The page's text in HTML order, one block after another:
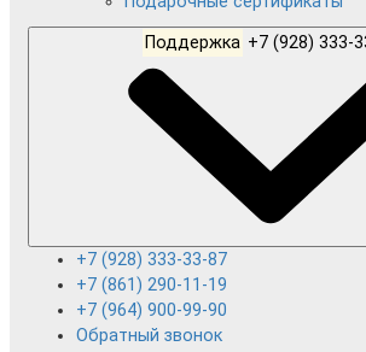
Поддержка
+7 (928) 333-33-87
+7 (861) 290-11-19
+7 (964) 900-99-90
Обратный звонок